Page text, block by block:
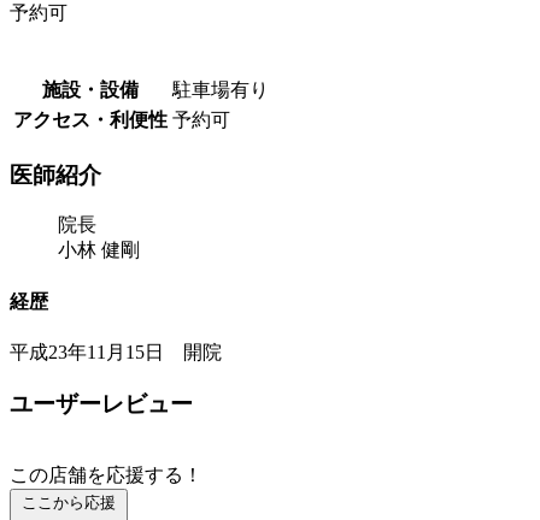
予約可
施設・設備
駐車場有り
アクセス・利便性 予約可
医師紹介
院長
小林 健剛
経歴
平成23年11月15日 開院
ユーザーレビュー
この店舗を応援する！
ここから応援